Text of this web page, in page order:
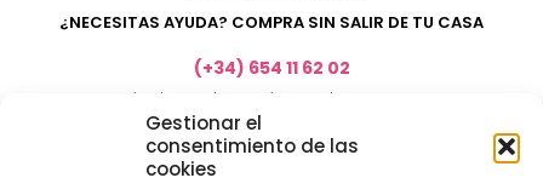
Gestionar el
consentimiento de las
cookies
¿NECESITAS AYUDA? COMPRA SIN SALIR DE TU CASA
(+34) 654 11 62 02
marketing@electrodomesticosacosta.es
Tienda de muebles en Fuengirola